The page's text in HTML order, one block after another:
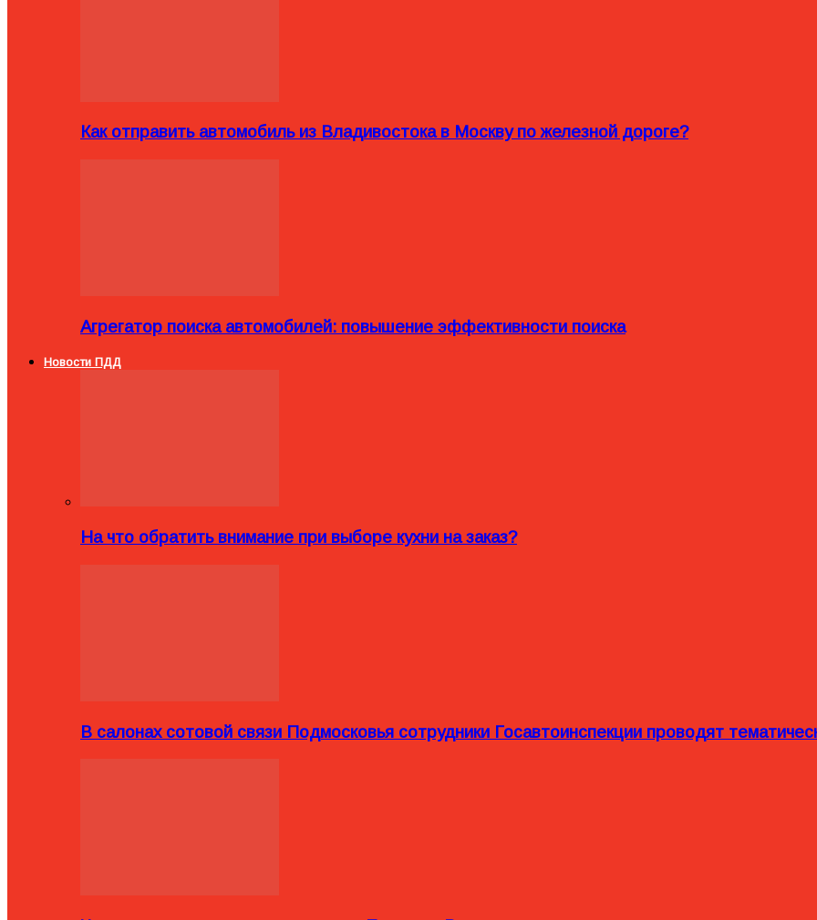
Как отправить автомобиль из Владивостока в Москву по железной дороге?
Агрегатор поиска автомобилей: повышение эффективности поиска
Новости ПДД
На что обратить внимание при выборе кухни на заказ?
В салонах сотовой связи Подмосковья сотрудники Госавтоинспекции проводят